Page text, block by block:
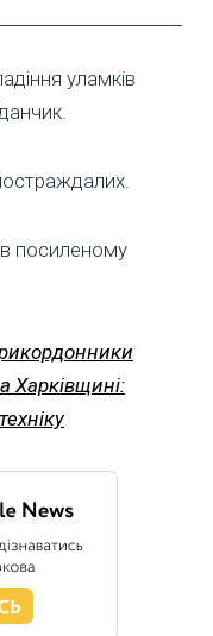
уламків
посиленому
Харківщині: